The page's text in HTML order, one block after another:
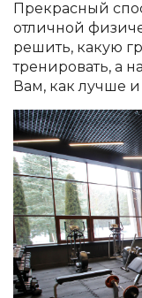
Прекрасный
отличной
решить, какую
тренировать, а
Вам, как лучше и